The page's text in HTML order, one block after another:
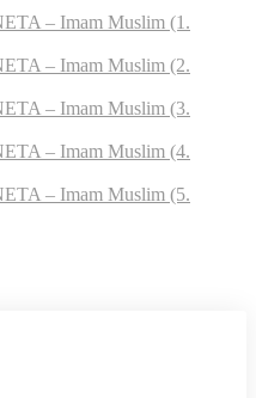
– Imam Muslim (1.
– Imam Muslim (2.
– Imam Muslim (3.
– Imam Muslim (4.
– Imam Muslim (5.